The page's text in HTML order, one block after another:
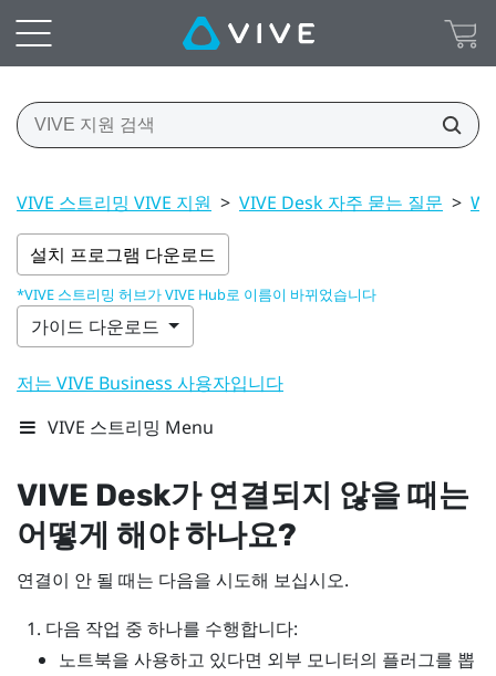
VIVE 스트리밍 VIVE 지원 > VIVE Desk 자주 묻는 질문 >
설치 프로그램 다운로드
*VIVE 스트리밍 허브가 VIVE Hub로 이름이 바뀌었습니다
가이드 다운로드
저는 VIVE Business 사용자입니다
VIVE 스트리밍 Menu
VIVE Desk가 연결되지 않을 때는
어떻게 해야 하나요?
연결이 안 될 때는 다음을 시도해 보십시오.
다음 작업 중 하나를 수행합니다:
노트북을 사용하고 있다면 외부 모니터의 플러그를 뽑